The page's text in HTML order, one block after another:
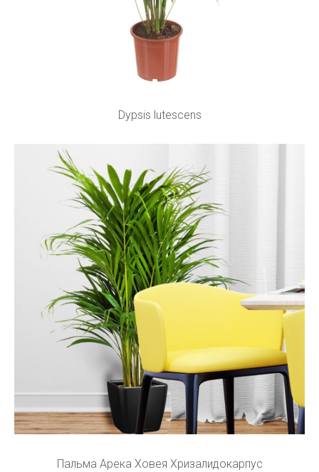
Dypsis lutescens
Пальма Арека Ховея Хризалидокарпус